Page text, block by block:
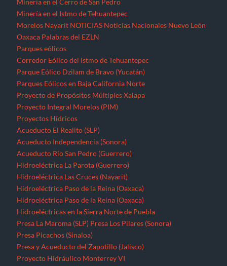
Minería en el Cerro de San Pedro
Minería en el Istmo de Tehuantepec
Morelos Nayarit NOTICIAS Noticias Nacionales Nuevo León
Oaxaca Palabras del EZLN
Parques eólicos
Corredor Eólico del Istmo de Tehuantepec
Parque Eólico Dzilam de Bravo (Yucatán)
Parques Eólicos en Baja California Norte
Proyecto de Propósitos Múltiples Xalapa
Proyecto Integral Morelos (PIM)
Proyectos Hídricos
Acueducto El Realito (SLP)
Acueducto Independencia (Sonora)
Acueducto Río San Pedro (Guerrero)
Hidroeléctrica La Parota (Guerrero)
Hidroeléctrica Las Cruces (Nayarit)
Hidroeléctrica Paso de la Reina (Oaxaca)
Hidroeléctrica Paso de la Reina (Oaxaca)
Hidroeléctricas en la Sierra Norte de Puebla
Presa La Maroma (SLP) Presa Los Pilares (Sonora)
Presa Picachos (Sinaloa)
Presa y Acueducto del Zapotillo (Jalisco)
Proyecto Hidráulico Monterrey VI